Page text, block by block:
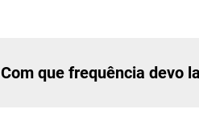
Com que frequência devo